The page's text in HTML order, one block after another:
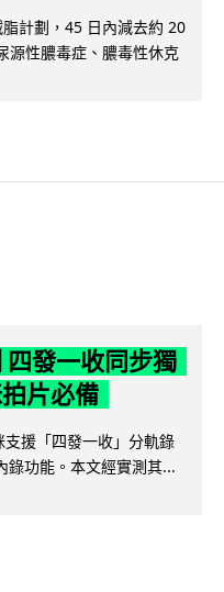
計劃，45 日內減去約 20
源性膿毒症、膿毒性休克
發一收同步獨
片必備
援「四發一收」分軌錄
功能。本文經實測其...